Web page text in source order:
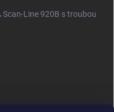
Scan-Line 920B s troubou